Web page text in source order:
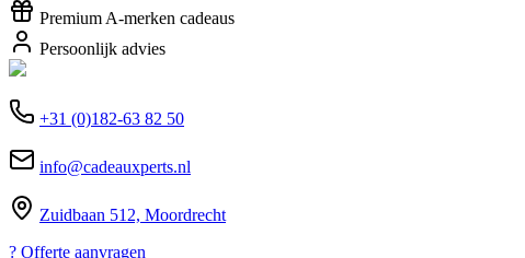
Premium A-merken cadeaus
Persoonlijk advies
+31 (0)182-63 82 50
info@cadeauxperts.nl
Zuidbaan 512, Moordrecht
? Offerte aanvragen